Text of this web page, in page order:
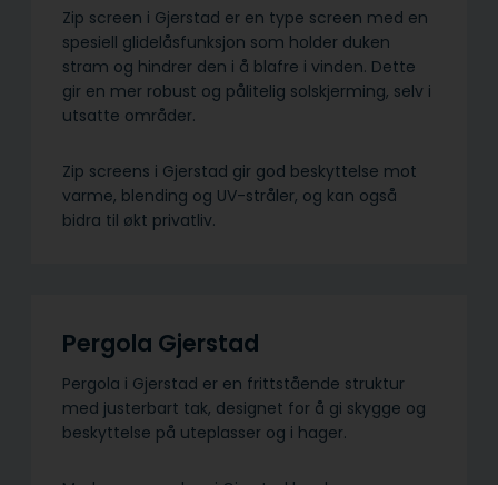
Zip screen i Gjerstad er en type screen med en
spesiell glidelåsfunksjon som holder duken
stram og hindrer den i å blafre i vinden. Dette
gir en mer robust og pålitelig solskjerming, selv i
utsatte områder.
Zip screens i Gjerstad gir god beskyttelse mot
varme, blending og UV-stråler, og kan også
bidra til økt privatliv.
Pergola Gjerstad
Pergola i Gjerstad er en frittstående struktur
med justerbart tak, designet for å gi skygge og
beskyttelse på uteplasser og i hager.